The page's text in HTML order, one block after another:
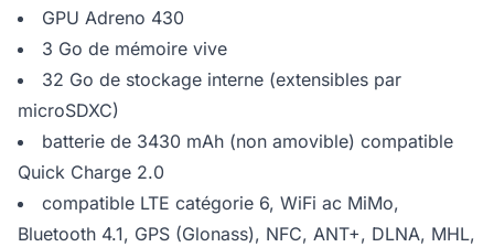
GPU Adreno 430
3 Go de mémoire vive
32 Go de stockage interne (extensibles par
microSDXC)
batterie de 3430 mAh (non amovible) compatible
Quick Charge 2.0
compatible LTE catégorie 6, WiFi ac MiMo,
Bluetooth 4.1, GPS (Glonass), NFC, ANT+, DLNA, MHL,